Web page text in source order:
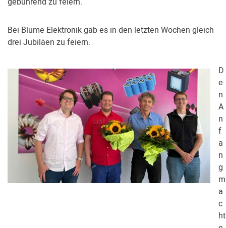
Bei Blume Elektronik gab es in den letzten Wochen gleich
drei Jubiläen zu feiern.
D
e
n
A
n
f
a
n
g
m
a
c
ht
Kundenbereich